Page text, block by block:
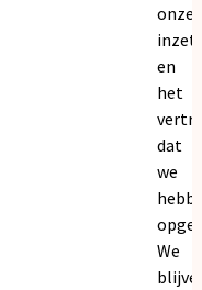
onze
inzet
en
het
dat
we
We